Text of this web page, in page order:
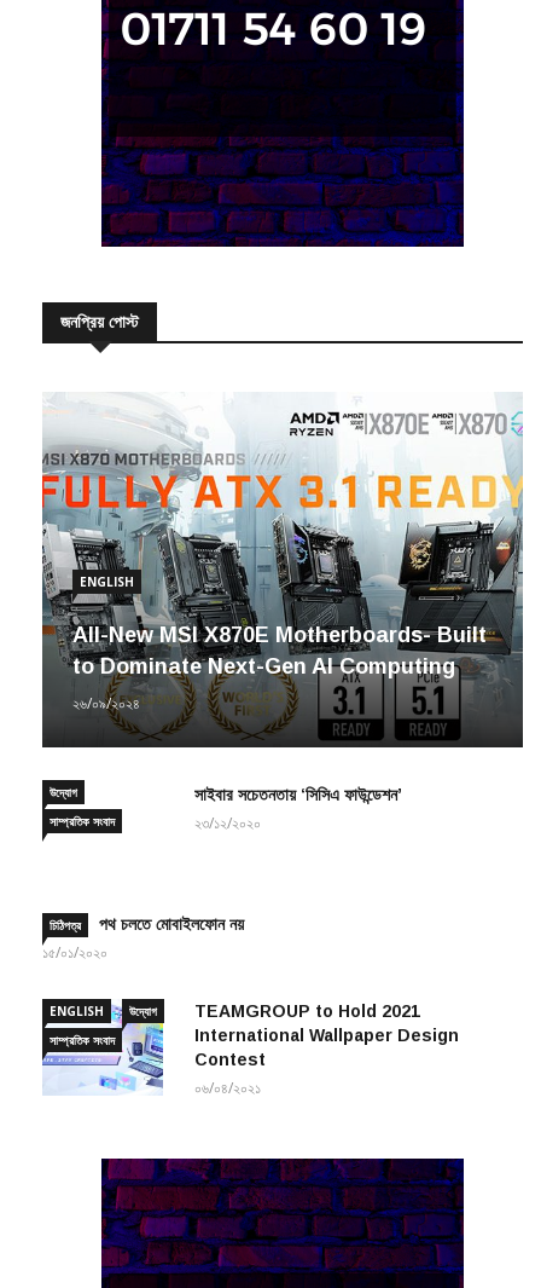
জনপ্রিয় পোস্ট
ENGLISH
All-New MSI X870E Motherboards- Built
to Dominate Next-Gen AI Computing
২৬/০৯/২০২৪
উদ্যোগ
সাম্প্রতিক সংবাদ
সাইবার সচেতনতায় ‘সিসিএ ফাউন্ডেশন’
২৩/১২/২০২০
চিঠিপত্র পথ চলতে মোবাইলফোন নয়
১৫/০১/২০২০
ENGLISH
উদ্যোগ
সাম্প্রতিক সংবাদ
TEAMGROUP to Hold 2021
International Wallpaper Design
Contest
০৬/০৪/২০২১